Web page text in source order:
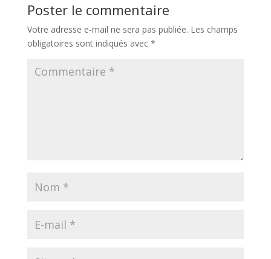
Poster le commentaire
Votre adresse e-mail ne sera pas publiée. Les champs
obligatoires sont indiqués avec *